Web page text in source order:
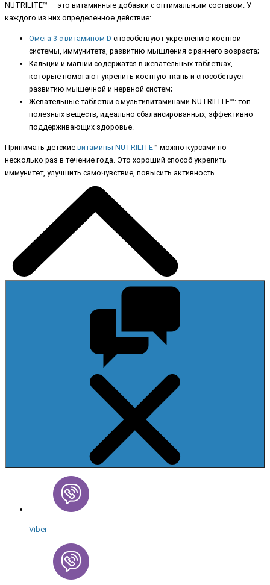
NUTRILITE™ — это витаминные добавки с оптимальным составом. У
каждого из них определенное действие:
Омега-3 с витамином D способствуют укреплению костной
системы, иммунитета, развитию мышления с раннего возраста;
Кальций и магний содержатся в жевательных таблетках,
которые помогают укрепить костную ткань и способствует
развитию мышечной и нервной систем;
Жевательные таблетки с мультивитаминами NUTRILITE™: топ
полезных веществ, идеально сбалансированных, эффективно
поддерживающих здоровье.
Принимать детские витамины NUTRILITE™ можно курсами по
несколько раз в течение года. Это хороший способ укрепить
иммунитет, улучшить самочувствие, повысить активность.
Viber